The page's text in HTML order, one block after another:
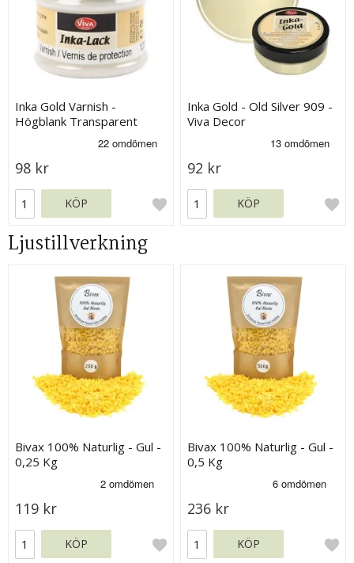
Inka Gold Varnish -
Högblank Transparent
98 kr
KÖP
Inka Gold - Old Silver 909 -
Viva Decor
92 kr
KÖP
Ljustillverkning
Bivax 100% Naturlig - Gul -
0,25 Kg
119 kr
KÖP
Bivax 100% Naturlig - Gul -
0,5 Kg
236 kr
KÖP